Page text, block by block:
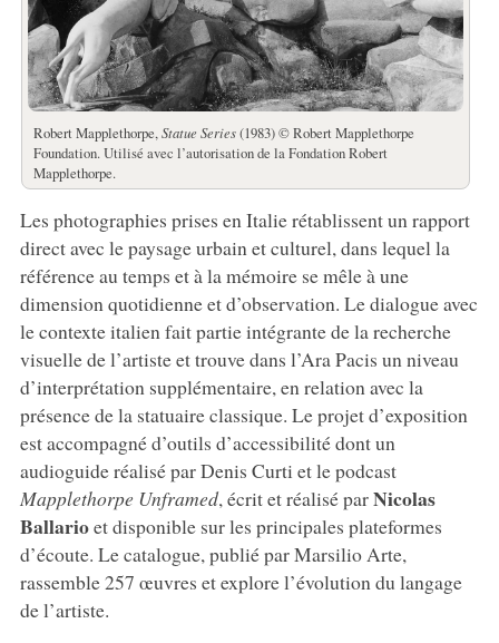
Robert Mapplethorpe,Statue Series(1983) © Robert Mapplethorpe
Foundation. Utilisé avec l’autorisation de la Fondation Robert
Mapplethorpe.
Les photographies prises en Italie rétablissent un rapport
direct avec le paysage urbain et culturel, dans lequel la
référence au temps et à la mémoire se mêle à une
dimension quotidienne et d’observation. Le dialogue avec
le contexte italien fait partie intégrante de la recherche
visuelle de l’artiste et trouve dans l’Ara Pacis un niveau
d’interprétation supplémentaire, en relation avec la
présence de la statuaire classique. Le projet d’exposition
est accompagné d’outils d’accessibilité dont un
audioguide réalisé par Denis Curti et le podcast
Mapplethorpe Unframed, écrit et réalisé parNicolas
Ballarioet disponible sur les principales plateformes
d’écoute. Le catalogue, publié par Marsilio Arte,
rassemble 257 œuvres et explore l’évolution du langage
de l’artiste.